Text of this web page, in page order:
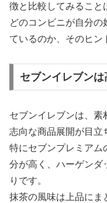
徴と比較してみること
どのコンビニが自分の
ているのか、そのヒン
セブンイレブン
セブンイレブンは、素
志向な商品展開が目立
特にセブンプレミアム
分が高く、ハーゲンダ
りです。
抹茶の風味は上品にま